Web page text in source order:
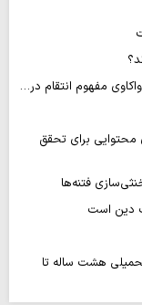
مفهوم انتقام در…
محتوایی برای تحقق
فتنه‌ها
دین است
هشت ساله تا